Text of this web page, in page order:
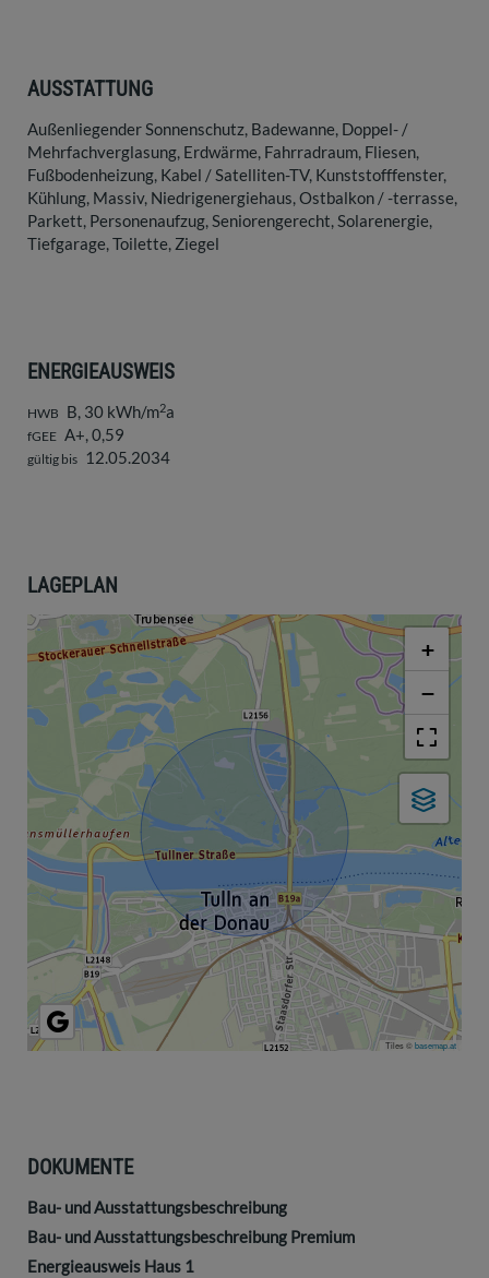
AUSSTATTUNG
Außenliegender Sonnenschutz Badewanne Doppel- /
Mehrfachverglasung Erdwärme Fahrradraum Fliesen
Fußbodenheizung Kabel / Satelliten-TV Kunststofffenster
Kühlung Massiv Niedrigenergiehaus Ostbalkon / -terrasse
Parkett Personenaufzug Seniorengerecht Solarenergie
Tiefgarage Toilette Ziegel
ENERGIEAUSWEIS
HWB B, 30 kWh/m2a
fGEE A+, 0,59
gültig bis 12.05.2034
LAGEPLAN
+
−
Tiles ©basemap.at
DOKUMENTE
Bau- und Ausstattungsbeschreibung
Bau- und Ausstattungsbeschreibung Premium
Energieausweis Haus 1